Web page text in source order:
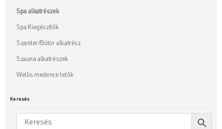
Spa alkatrészek
Spa Kiegészítők
Szaniter/Bútor alkatrész
Szauna alkatrészek
Wellis medence tetők
Keresés